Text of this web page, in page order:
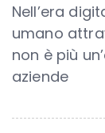
Nell’era
umano
non è più
aziende